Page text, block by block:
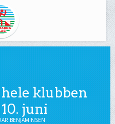
klubben
juni
BENJAMINSEN